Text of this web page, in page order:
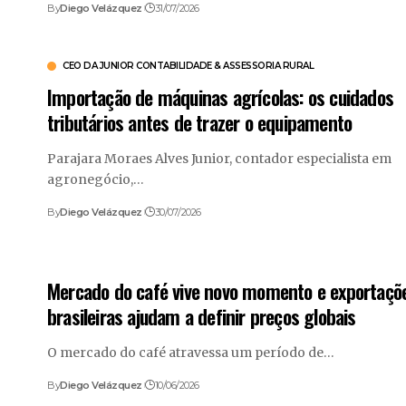
ByDiego Velázquez 31/07/2026
CEO DA JUNIOR CONTABILIDADE & ASSESSORIA RURAL
Importação de máquinas agrícolas: os cuidados
tributários antes de trazer o equipamento
Parajara Moraes Alves Junior, contador especialista em
agronegócio,…
ByDiego Velázquez 30/07/2026
Mercado do café vive novo momento e
brasileiras ajudam a definir preços globais
O mercado do café atravessa um período de…
ByDiego Velázquez 10/06/2026